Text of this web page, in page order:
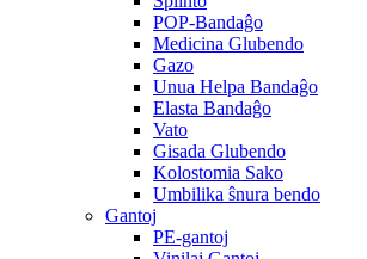
POP-Bandaĝo
Medicina Glubendo
Gazo
Unua Helpa Bandaĝo
Elasta Bandaĝo
Vato
Gisada Glubendo
Kolostomia Sako
Umbilika ŝnura bendo
Gantoj
PE-gantoj